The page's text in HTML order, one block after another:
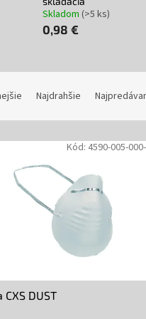
Skladom (>5 ks)
0,98 €
Najdrahšie
CXS DUST
Kód: 4590-005-